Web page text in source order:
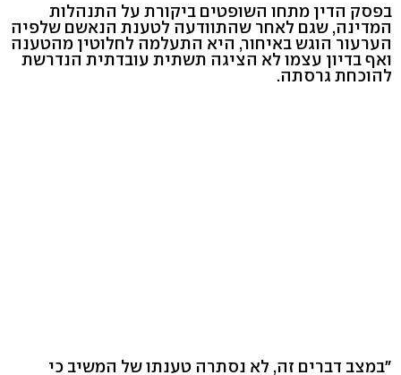
בפסק הדין מתחו השופטים ביקורת על התנהלות
המדינה, שגם לאחר שהתוודעה לטענת הנאשם שלפיה
הערעור הוגש באיחור, היא התעלמה לחלוטין מהטענה
ואף בדיון עצמו לא הציגה תשתית עובדתית הנדרשת
להוכחת גרסתה.
"במצב דברים זה, לא נסתרה טענתו של המשיב כי